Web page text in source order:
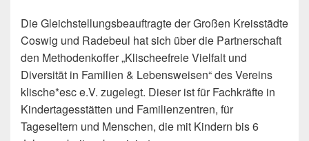
Die Gleichstellungsbeauftragte der Großen Kreisstädte
Coswig und Radebeul hat sich über die Partnerschaft
den Methodenkoffer „Klischeefreie Vielfalt und
Diversität in Familien & Lebensweisen“ des Vereins
klische*esc e.V. zugelegt. Dieser ist für Fachkräfte in
Kindertagesstätten und Familienzentren, für
Tageseltern und Menschen, die mit Kindern bis 6